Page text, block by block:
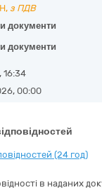
з ПДВ
документи
документи
16:34
00:00
(24 год)
в наданих